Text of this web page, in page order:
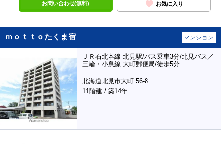
お問い合わせ(無料) お気に入り
ｍｏｔｔｏたくま宿 マンション
ＪＲ石北本線 北見駅/バス乗車3分/北見バス／
三輪・小泉線 大町郵便局/徒歩5分
北海道北見市大町 56-8
11階建 / 築14年